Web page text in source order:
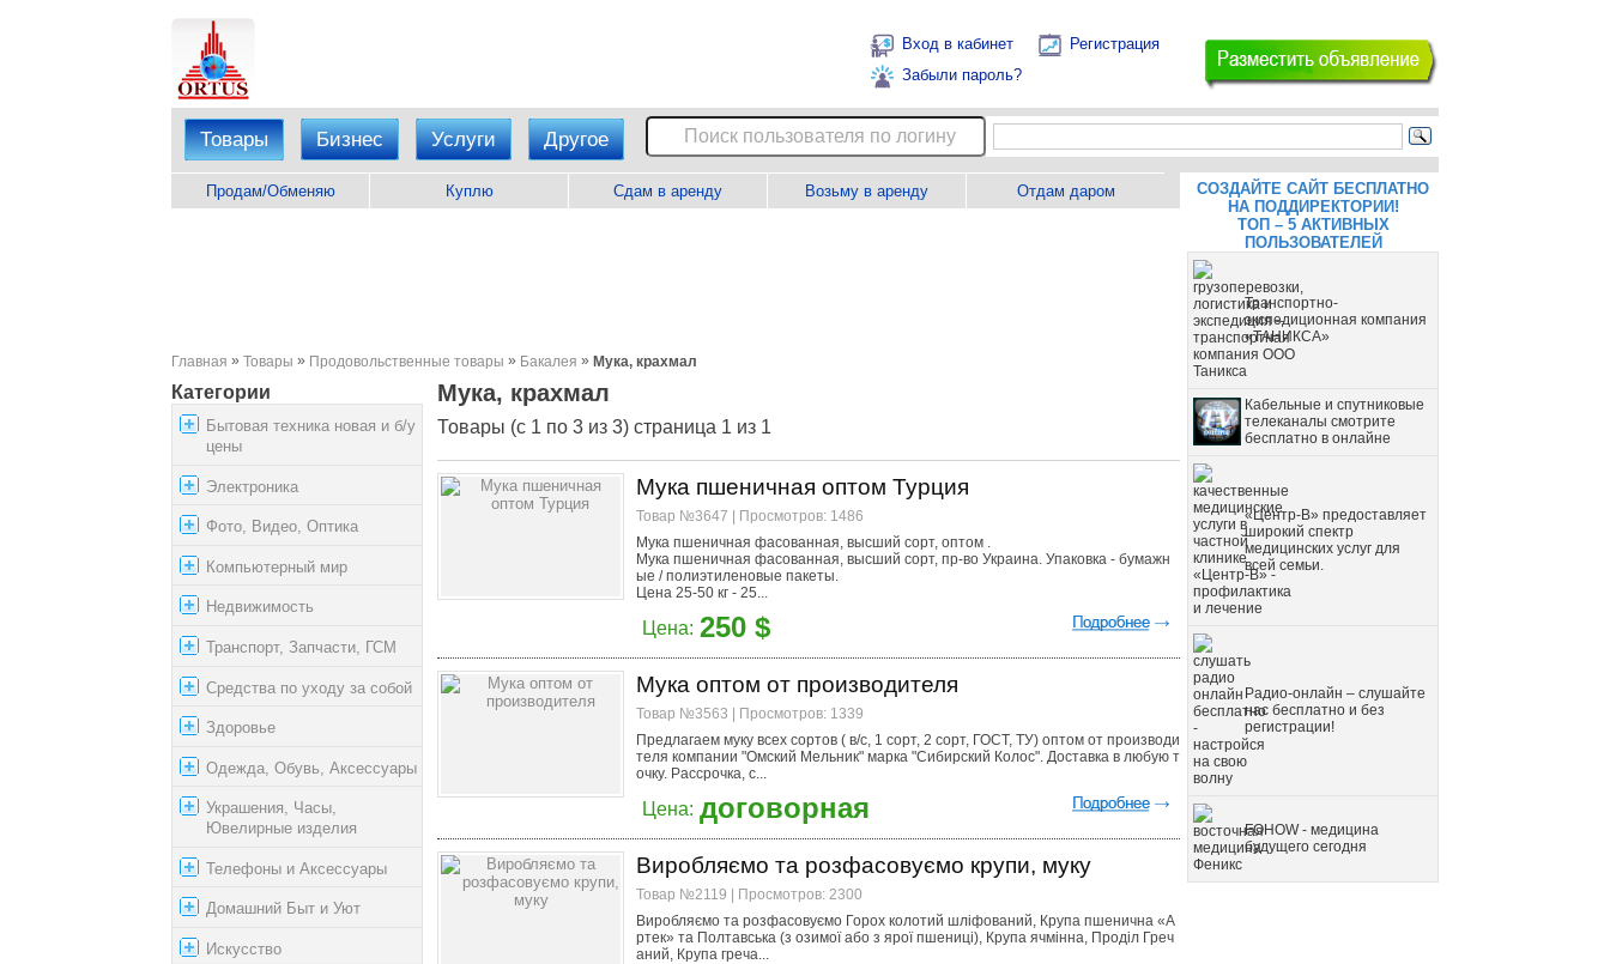
Вход в кабинет
Регистрация
Забыли пароль?
Товары Бизнес Услуги Другое
Продам/Обменяю Куплю Сдам в аренду Возьму в аренду Отдам даром
Главная » Товары » Продовольственные товары » Бакалея » Мука, крахмал
Категории
Бытовая техника новая и б/у
цены
Электроника
Фото, Видео, Оптика
Компьютерный мир
Недвижимость
Транспорт, Запчасти, ГСМ
Средства по уходу за собой
Здоровье
Одежда, Обувь, Аксессуары
Украшения, Часы,
Ювелирные изделия
Телефоны и Аксессуары
Домашний Быт и Уют
Искусство
Мука, крахмал
Товары (с 1 по 3 из 3) страница 1 из 1
Мука пшеничная оптом Турция
Товар №3647 | Просмотров: 1486
Мука пшеничная фасованная, высший сорт, оптом .
Мука пшеничная фасованная, высший сорт, пр-во Украина. Упаковка - бумажн
ые / полиэтиленовые пакеты.
Цена 25-50 кг - 25...
Цена: 250 $
Мука оптом от производителя
Товар №3563 | Просмотров: 1339
Предлагаем муку всех сортов ( в/с, 1 сорт, 2 сорт, ГОСТ, ТУ) оптом от производи
теля компании "Омский Мельник" марка "Сибирский Колос". Доставка в любую т
очку. Рассрочка, с...
Цена: договорная
Виробляємо та розфасовуємо крупи, муку
Товар №2119 | Просмотров: 2300
Виробляємо та розфасовуємо Горох колотий шліфований, Крупа пшенична «А
ртек» та Полтавська (з озимої або з ярої пшениці), Крупа ячмінна, Проділ Греч
аний, Крупа греча...
СОЗДАЙТЕ САЙТ БЕСПЛАТНО
НА ПОДДИРЕКТОРИИ!
ТОП – 5 АКТИВНЫХ
ПОЛЬЗОВАТЕЛЕЙ
Транспортно-
экспедиционная компания
«ТАНИКСА»
Кабельные и спутниковые
телеканалы смотрите
бесплатно в онлайне
«Центр-В» предоставляет
широкий спектр
медицинских услуг для
всей семьи.
Радио-онлайн – слушайте
нас бесплатно и без
регистрации!
FOHOW - медицина
будущего сегодня